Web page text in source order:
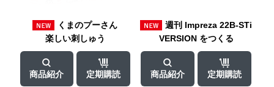
くまのプーさん
楽しい刺しゅう
商品紹介 定期購読
週刊 Impreza 22B-STi
VERSION をつくる
商品紹介 定期購読